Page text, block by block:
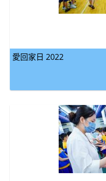
愛回家日 2022